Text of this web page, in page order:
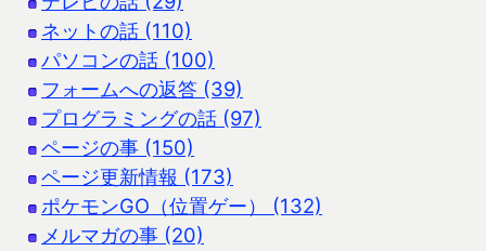
ネットの話 (110)
パソコンの話 (100)
フォームへの返答 (39)
プログラミングの話 (97)
ページの事 (150)
ページ更新情報 (173)
ポケモンGO（位置ゲー） (132)
メルマガの事 (20)